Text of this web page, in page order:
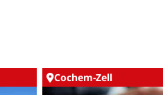
Cochem-Zell